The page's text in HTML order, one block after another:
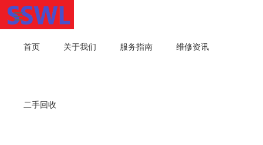
首页 关于我们 服务指南 维修资讯
二手回收